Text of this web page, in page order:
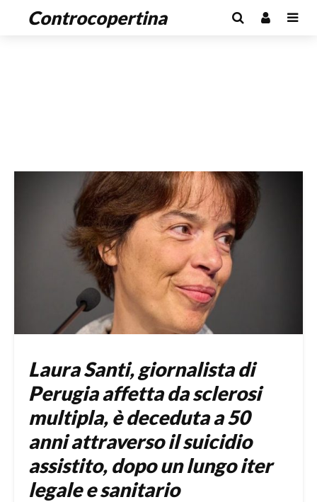
Controcopertina
Laura Santi, giornalista di
Perugia affetta da sclerosi
multipla, è deceduta a 50
anni attraverso il suicidio
assistito, dopo un lungo iter
legale e sanitario